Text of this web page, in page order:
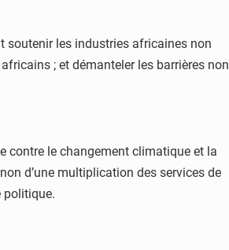
soutenir les industries africaines non
; et démanteler les barrières non
contre le changement climatique et la
d’une multiplication des services de
politique.